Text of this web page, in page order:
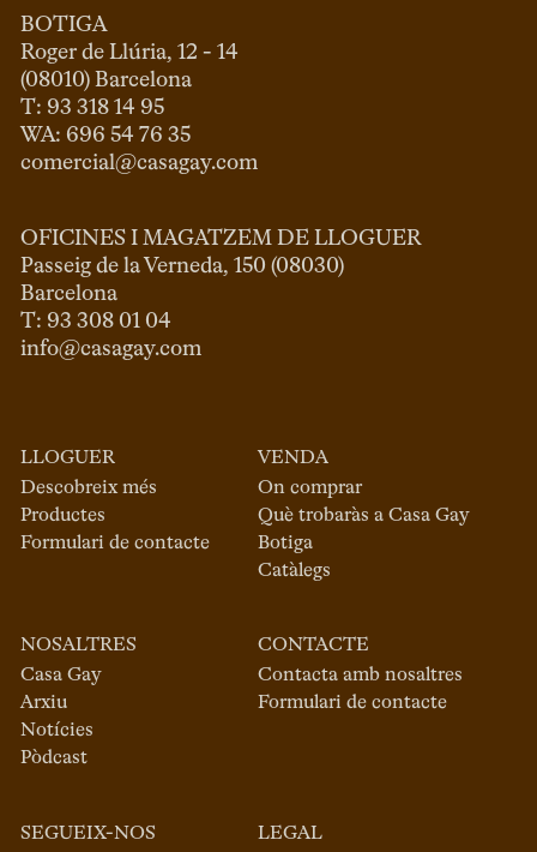
BOTIGA
Roger de Llúria, 12 - 14
(08010) Barcelona
T: 93 318 14 95
comercial@casagay.com
OFICINES I MAGATZEM DE LLOGUER
Passeig de la Verneda, 150 (08030)
Barcelona
info@casagay.com
LLOGUER
Descobreix més
Productes
Formulari de contacte
VENDA
On comprar
Què trobaràs a Casa Gay
Botiga
Catàlegs
NOSALTRES
Casa Gay
Arxiu
Notícies
Pòdcast
CONTACTE
Contacta amb nosaltres
Formulari de contacte
SEGUEIX-NOS
LEGAL